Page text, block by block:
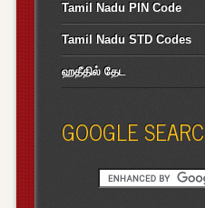
Tamil Nadu PIN Code
Tamil Nadu STD Codes
ஹதீதில் தேட
GOOGLE